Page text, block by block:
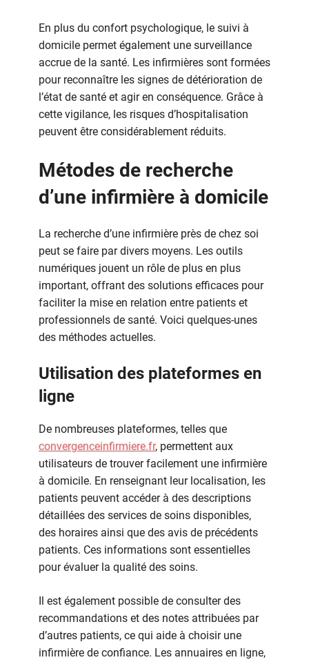
En plus du confort psychologique, le suivi à
domicile permet également une surveillance
accrue de la santé. Les infirmières sont formées
pour reconnaître les signes de détérioration de
l’état de santé et agir en conséquence. Grâce à
cette vigilance, les risques d’hospitalisation
peuvent être considérablement réduits.
Métodes de recherche
d’une infirmière à domicile
La recherche d’une infirmière près de chez soi
peut se faire par divers moyens. Les outils
numériques jouent un rôle de plus en plus
important, offrant des solutions efficaces pour
faciliter la mise en relation entre patients et
professionnels de santé. Voici quelques-unes
des méthodes actuelles.
Utilisation des plateformes en
ligne
De nombreuses plateformes, telles que
convergenceinfirmiere.fr, permettent aux
utilisateurs de trouver facilement une infirmière
à domicile. En renseignant leur localisation, les
patients peuvent accéder à des descriptions
détaillées des services de soins disponibles,
des horaires ainsi que des avis de précédents
patients. Ces informations sont essentielles
pour évaluer la qualité des soins.
Il est également possible de consulter des
recommandations et des notes attribuées par
d’autres patients, ce qui aide à choisir une
infirmière de confiance. Les annuaires en ligne,